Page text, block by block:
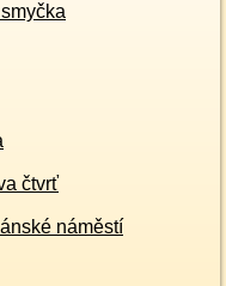
čtvrť
náměstí